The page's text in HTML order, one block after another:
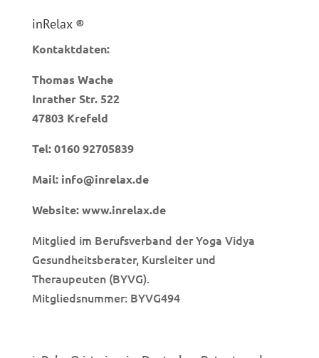
inRelax ®
Kontaktdaten:
Thomas Wache
Inrather Str. 522
47803 Krefeld
Tel:0160 92705839
Mail: info@inrelax.de
Website:www.inrelax.de
Mitglied im Berufsverband der Yoga Vidya
Gesundheitsberater, Kursleiter und
Theraupeuten (BYVG).
Mitgliedsnummer: BYVG494